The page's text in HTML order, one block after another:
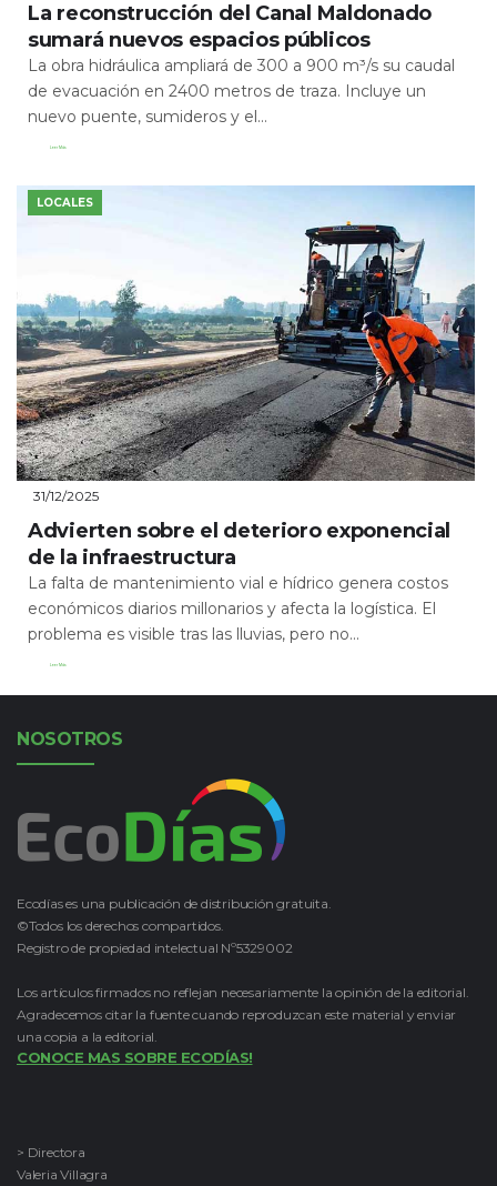
La reconstrucción del Canal Maldonado
sumará nuevos espacios públicos
La obra hidráulica ampliará de 300 a 900 m³/s su caudal
de evacuación en 2400 metros de traza. Incluye un
nuevo puente, sumideros y el...
Leer Más
LOCALES
31/12/2025
Advierten sobre el deterioro exponencial
de la infraestructura
La falta de mantenimiento vial e hídrico genera costos
económicos diarios millonarios y afecta la logística. El
problema es visible tras las lluvias, pero no...
Leer Más
NOSOTROS
Ecodías es una publicación de distribución gratuita.
©Todos los derechos compartidos.
Registro de propiedad intelectual Nº5329002
Los artículos firmados no reflejan necesariamente la opinión de la editorial.
Agradecemos citar la fuente cuando reproduzcan este material y enviar
una copia a la editorial.
CONOCE MAS SOBRE ECODÍAS!
> Directora
Valeria Villagra